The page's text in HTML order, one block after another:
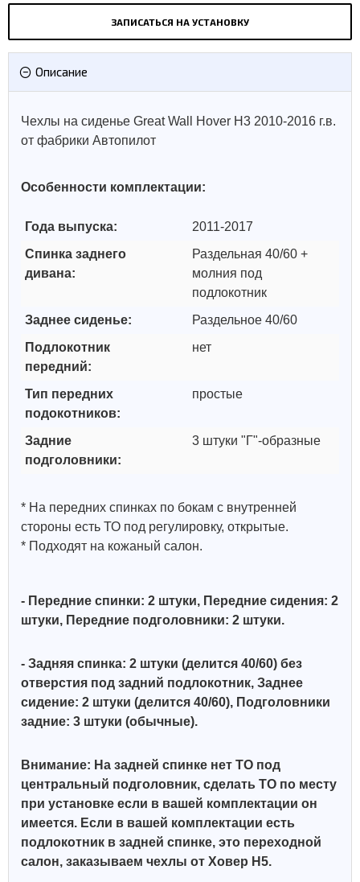
ЗАПИСАТЬСЯ НА УСТАНОВКУ
Описание
Чехлы на сиденье Great Wall Hover H3 2010-2016 г.в.
от фабрики Автопилот
Особенности комплектации:
Года выпуска:
2011-2017
Спинка заднего
дивана:
Раздельная 40/60 +
молния под
подлокотник
Заднее сиденье:
Раздельное 40/60
Подлокотник
передний:
нет
Тип передних
подокотников:
простые
Задние
подголовники:
3 штуки "Г"-образные
* На передних спинках по бокам с внутренней
стороны есть ТО под регулировку, открытые.
* Подходят на кожаный салон.
- Передние спинки: 2 штуки, Передние сидения: 2
штуки, Передние подголовники: 2 штуки.
- Задняя спинка: 2 штуки (делится 40/60) без
отверстия под задний подлокотник, Заднее
сидение: 2 штуки (делится 40/60), Подголовники
задние: 3 штуки (обычные).
Внимание: На задней спинке нет ТО под
центральный подголовник, сделать ТО по месту
при установке если в вашей комплектации он
имеется. Если в вашей комплектации есть
подлокотник в задней спинке, это переходной
салон, заказываем чехлы от Ховер Н5.